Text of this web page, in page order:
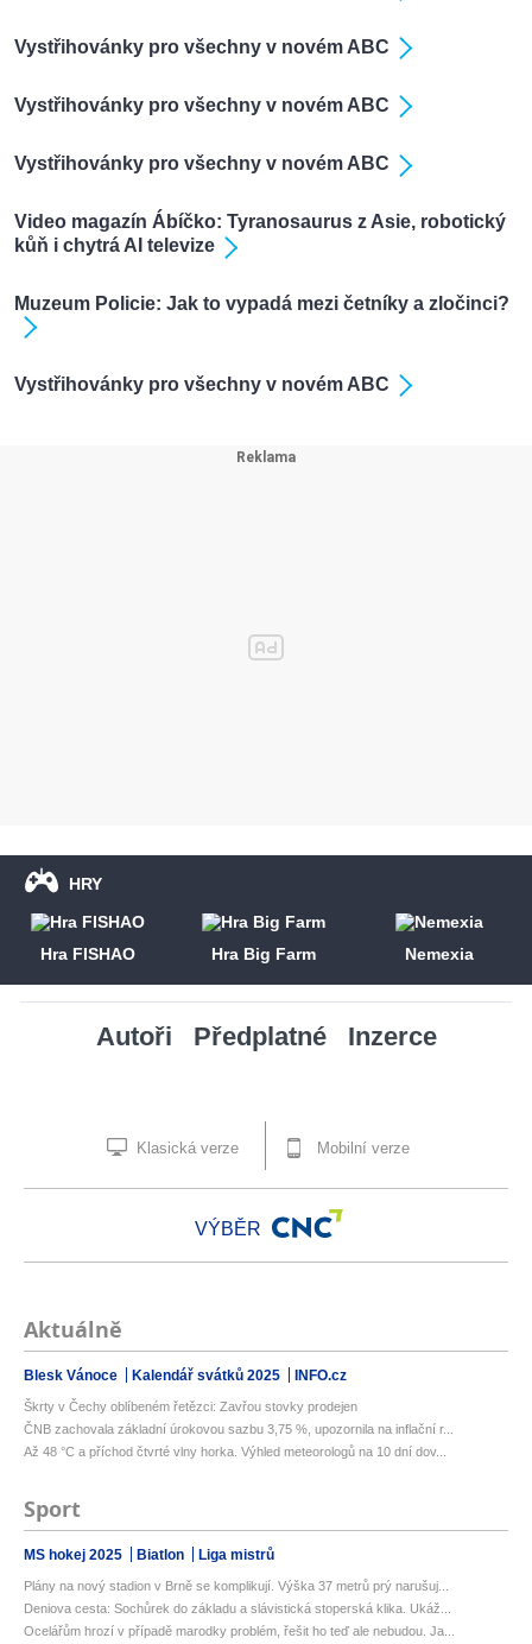
Vystřihovánky pro všechny v novém ABC
Vystřihovánky pro všechny v novém ABC
Vystřihovánky pro všechny v novém ABC
Video magazín Ábíčko: Tyranosaurus z Asie, robotický
kůň i chytrá AI televize
Muzeum Policie: Jak to vypadá mezi četníky a zločinci?
Vystřihovánky pro všechny v novém ABC
HRY
Hra FISHAO Hra Big Farm Nemexia
Autoři Předplatné Inzerce
Klasická verze Mobilní verze
VÝBĚR
Aktuálně
Blesk Vánoce Kalendář svátků 2025 INFO.cz
Škrty v Čechy oblíbeném řetězci: Zavřou stovky prodejen
ČNB zachovala základní úrokovou sazbu 3,75 %, upozornila na inflační r...
Až 48 °C a příchod čtvrté vlny horka. Výhled meteorologů na 10 dní dov...
Sport
MS hokej 2025 Biatlon Liga mistrů
Plány na nový stadion v Brně se komplikují. Výška 37 metrů prý narušuj...
Deniova cesta: Sochůrek do základu a slávistická stoperská klika. Ukáž...
Ocelářům hrozí v případě marodky problém, řešit ho teď ale nebudou. Ja...